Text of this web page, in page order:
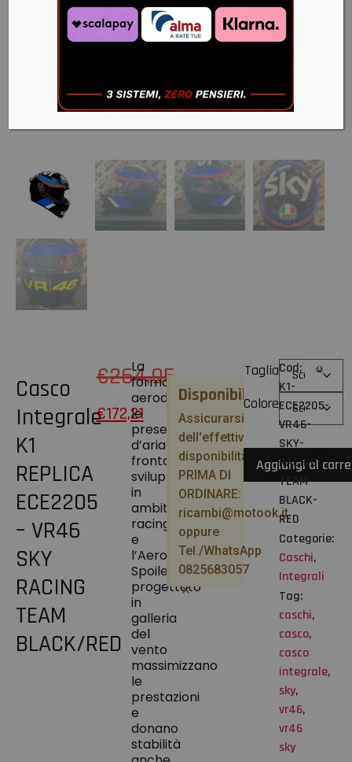
Casco
Integrale
K1
REPLICA
ECE2205
– VR46
SKY
RACING
TEAM
BLACK/RED
€264,95
€172,21
La
forma
aerodinamica,
le
prese
d’aria
frontali
sviluppate
in
ambito
racing
e
l’Aero
Spoiler
progettato
in
galleria
del
vento
massimizzano
le
prestazioni
e
donano
stabilità
Disponibilità
Assicurarsi
dell'effettiva
disponibilità
PRIMA DI
ORDINARE:
ricambi@motook.it
oppure
Tel./WhatsApp
0825683057
×
Taglia
Colore
Aggiungi al
Cod:
K1-
ECE2205-
VR46-
SKY-
RACING-
TEAM-
BLACK-
RED
Categorie:
Caschi,
Integrali
Tag:
caschi,
casco,
casco
integrale,
sky,
vr46,
vr46
sky